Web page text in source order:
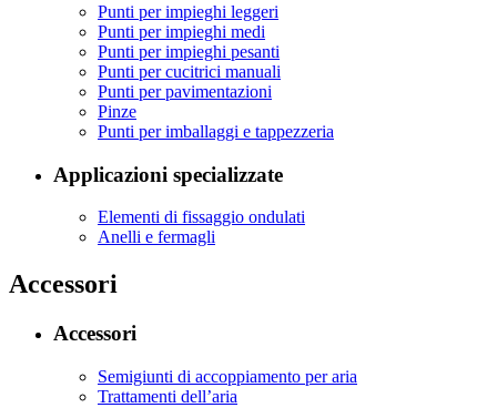
Punti per impieghi leggeri
Punti per impieghi medi
Punti per impieghi pesanti
Punti per cucitrici manuali
Punti per pavimentazioni
Pinze
Punti per imballaggi e tappezzeria
Applicazioni specializzate
Elementi di fissaggio ondulati
Anelli e fermagli
Accessori
Accessori
Semigiunti di accoppiamento per aria
Trattamenti dell’aria